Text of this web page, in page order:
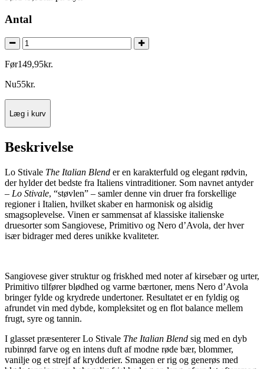
Antal
Før149,95kr.
Nu55kr.
Læg i kurv
Beskrivelse
Lo Stivale The Italian Blend er en karakterfuld og elegant rødvin,
der hylder det bedste fra Italiens vintraditioner. Som navnet antyder
– Lo Stivale, “støvlen” – samler denne vin druer fra forskellige
regioner i Italien, hvilket skaber en harmonisk og alsidig
smagsoplevelse. Vinen er sammensat af klassiske italienske
druesorter som Sangiovese, Primitivo og Nero d’Avola, der hver
især bidrager med deres unikke kvaliteter.
Sangiovese giver struktur og friskhed med noter af kirsebær og urter,
Primitivo tilfører blødhed og varme bærtoner, mens Nero d’Avola
bringer fylde og krydrede undertoner. Resultatet er en fyldig og
afrundet vin med dybde, kompleksitet og en flot balance mellem
frugt, syre og tannin.
I glasset præsenterer Lo Stivale The Italian Blend sig med en dyb
rubinrød farve og en intens duft af modne røde bær, blommer,
vanilje og et strejf af krydderier. Smagen er rig og generøs med